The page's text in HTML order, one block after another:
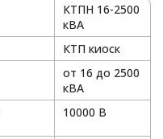
КТПН 16-2500
кВА
КТП киоск
от 16 до 2500
кВА
10000 В